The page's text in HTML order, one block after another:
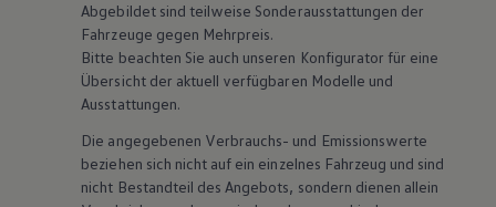
Abgebildet sind teilweise Sonderausstattungen der
Fahrzeuge gegen Mehrpreis.
Bitte beachten Sie auch unseren Konfigurator für eine
Übersicht der aktuell verfügbaren Modelle und
Ausstattungen.
Die angegebenen Verbrauchs- und Emissionswerte
beziehen sich nicht auf ein einzelnes Fahrzeug und sind
nicht Bestandteil des Angebots, sondern dienen allein